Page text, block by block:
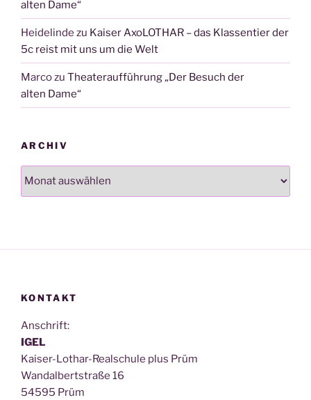
alten Dame“
Heidelinde zu Kaiser AxoLOTHAR – das Klassentier der
5c reist mit uns um die Welt
Marcozu Theateraufführung „Der Besuch der
alten Dame“
ARCHIV
Archiv
KONTAKT
Anschrift:
IGEL
Kai­ser-Lothar-Real­schu­le plus Prüm
Wan­dal­bert­stra­ße 16
54595 Prüm